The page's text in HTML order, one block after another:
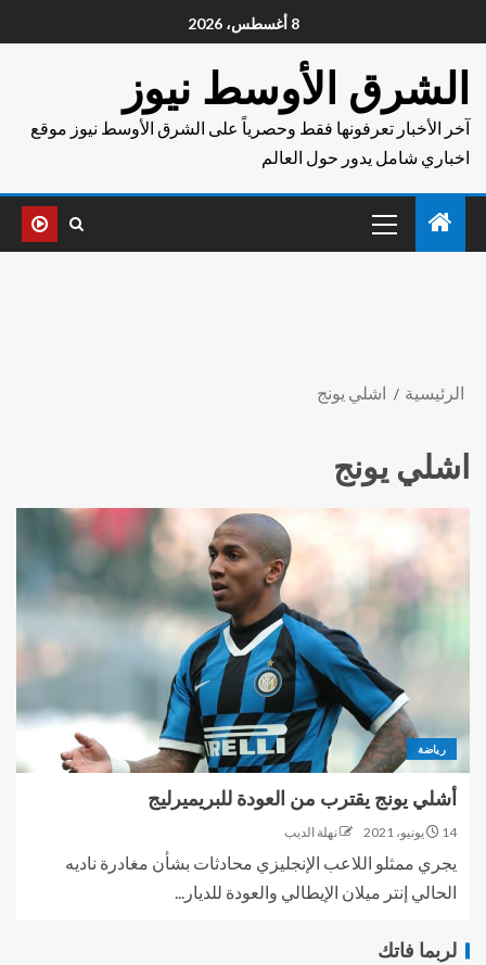
8 أغسطس، 2026
الشرق الأوسط نيوز
آخر الأخبار تعرفونها فقط وحصرياً على الشرق الأوسط نيوز موقع
اخباري شامل يدور حول العالم
الرئيسية اشلي يونج
اشلي يونج
رياضة
أشلي يونج يقترب من العودة للبريميرليج
14 يونيو، 2021 نهلة الديب
يجري ممثلو اللاعب الإنجليزي محادثات بشأن مغادرة ناديه
الحالي إنتر ميلان الإيطالي والعودة للديار...
لربما فاتك